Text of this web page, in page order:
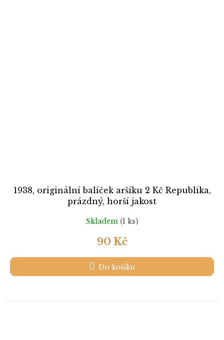
1938, originální balíček aršíku 2 Kč Republika,
prázdný, horší jakost
Skladem (1 ks)
90 Kč
Do košíku